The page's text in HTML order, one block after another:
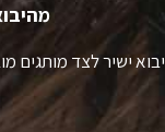
יבוא ישיר לצד מותגים